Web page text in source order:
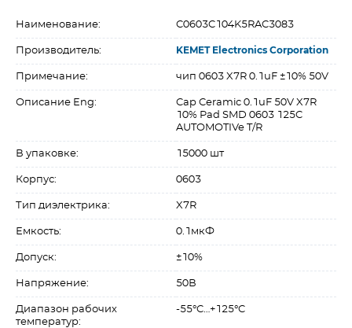
Наименование: C0603C104K5RAC3083
Производитель: KEMET Electronics Corporation
Примечание: чип 0603 X7R 0.1uF ±10% 50V
Описание Eng:
Cap Ceramic 0.1uF 50V X7R
10% Pad SMD 0603 125C
AUTOMOTIVe T/R
В упаковке: 15000 шт
Корпус: 0603
Тип диэлектрика: X7R
Емкость: 0.1мкФ
Допуск: ±10%
Напряжение: 50В
Диапазон рабочих
температур:
-55°C…+125°C